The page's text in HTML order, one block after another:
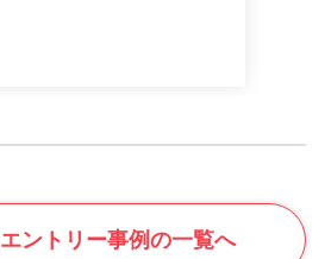
エントリー事例の一覧へ